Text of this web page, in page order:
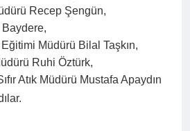
Recep Şengün,
Müdürü Bilal Taşkın,
Ruhi Öztürk,
Atık Müdürü Mustafa Apaydın